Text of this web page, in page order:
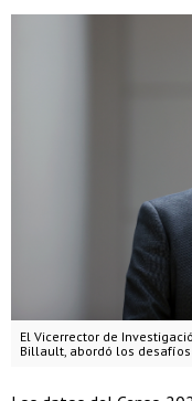
El Vicerrector de
Billault, abordó los